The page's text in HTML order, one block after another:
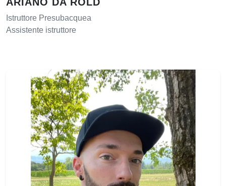
Istruttore Presubacquea
Assistente istruttore